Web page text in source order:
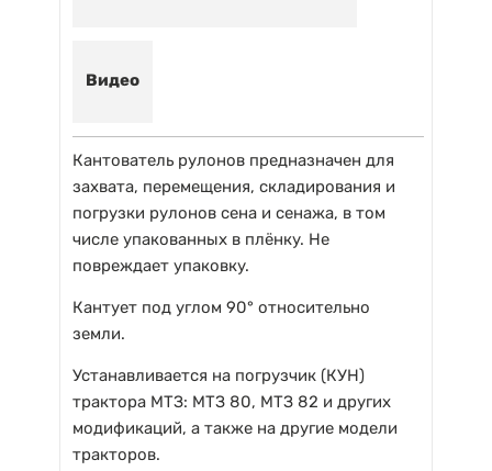
Видео
Кантователь рулонов предназначен для
захвата, перемещения, складирования и
погрузки рулонов сена и сенажа, в том
числе упакованных в плёнку. Не
повреждает упаковку.
Кантует под углом 90° относительно
земли.
Устанавливается на погрузчик (КУН)
трактора МТЗ: МТЗ 80, МТЗ 82 и других
модификаций, а также на другие модели
тракторов.